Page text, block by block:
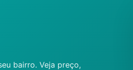
bairro. Veja preço,